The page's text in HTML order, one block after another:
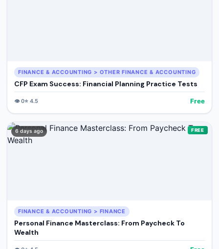
FINANCE & ACCOUNTING > OTHER FINANCE & ACCOUNTING
CFP Exam Success: Financial Planning Practice Tests
👁️0⭐ 4.5 Free
6 days ago FREE
FINANCE & ACCOUNTING > FINANCE
Personal Finance Masterclass: From Paycheck To
Wealth